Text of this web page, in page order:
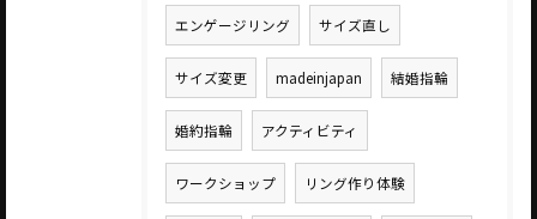
エンゲージリング サイズ直し
サイズ変更 madeinjapan 結婚指輪
婚約指輪 アクティビティ
ワークショップ リング作り体験